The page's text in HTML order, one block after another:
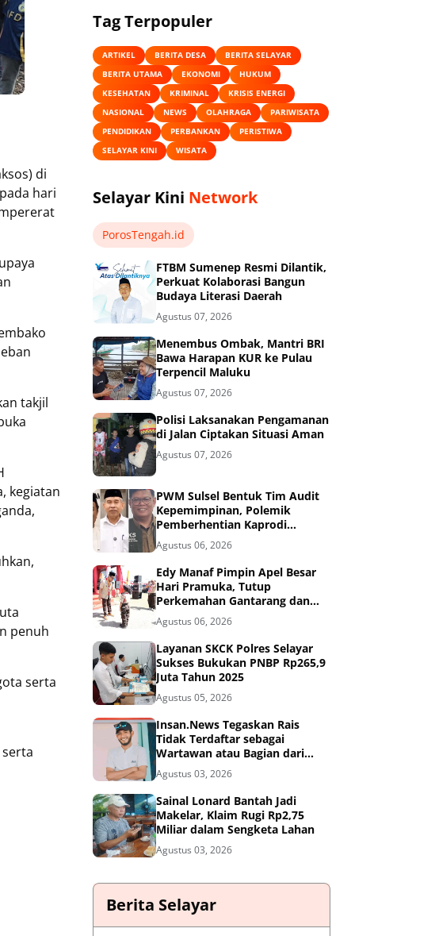
di
hari
takjil
kegiatan
penuh
serta
Tag Terpopuler
ARTIKEL BERITA DESA
BERITA SELAYAR
BERITA UTAMA
EKONOMI
HUKUM
KESEHATAN
KRIMINAL
KRISIS ENERGI
NASIONAL
NEWS OLAHRAGA
PARIWISATA
PENDIDIKAN
PERBANKAN
PERISTIWA
SELAYAR KINI
WISATA
Selayar Kini Network
PorosTengah.id
FTBM Sumenep Resmi Dilantik,
Perkuat Kolaborasi Bangun
Budaya Literasi Daerah
Agustus 07, 2026
Menembus Ombak, Mantri BRI
Bawa Harapan KUR ke Pulau
Terpencil Maluku
Agustus 07, 2026
Polisi Laksanakan Pengamanan
di Jalan Ciptakan Situasi Aman
Agustus 07, 2026
PWM Sulsel Bentuk Tim Audit
Kepemimpinan, Polemik
Pemberhentian Kaprodi
Unmuh Barru Masuk Tahap
Penyelidikan
Agustus 06, 2026
Edy Manaf Pimpin Apel Besar
Hari Pramuka, Tutup
Perkemahan Gantarang dan
Lepas Kontingen Jamnas XII
2026
Agustus 06, 2026
Layanan SKCK Polres Selayar
Sukses Bukukan PNBP Rp265,9
Juta Tahun 2025
Agustus 05, 2026
Insan.News Tegaskan Rais
Tidak Terdaftar sebagai
Wartawan atau Bagian dari
Redaksi
Agustus 03, 2026
Sainal Lonard Bantah Jadi
Makelar, Klaim Rugi Rp2,75
Miliar dalam Sengketa Lahan
Agustus 03, 2026
Berita Selayar